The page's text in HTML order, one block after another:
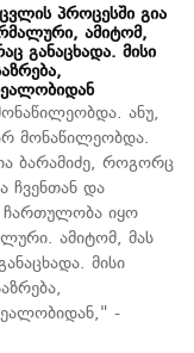
პროცესში გია
ამიტომ,
განაცხადა. მისი
ანუ,
მონაწილეობდა.
ბარამიძე, როგორც
ჩვენთან და
ჩართულობა იყო
ამიტომ, მას
მისი
-